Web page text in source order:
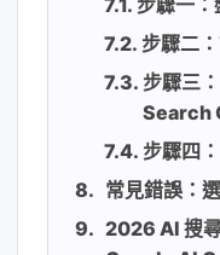
步驟一
步驟二
步驟三
Search
步驟四
常見錯誤：
2026 AI 搜